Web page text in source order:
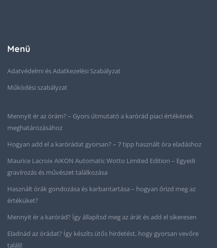
Menü
Adatvédelmi és Adatkezelési Szabályzat
Működési szabályzat
Mennyit ér az órám? – Gyors útmutató a karórád piaci értékének
meghatározásához
Hogyan add el a karórádat gyorsan? – 7 tipp használt óra eladáshoz
Maurice Lacroix AIKON Automatic Wotto Limited Edition – Egyedi
gravírozás és művészet találkozása
Használt órák gondozása és karbantartása – hogyan őrizd meg az
értéküket?
Mennyit ér a karórád? Így állapítsd meg az árát és add el sikeresen
Eladnád az órádat? Így készíts ütős hirdetést, hogy gyorsan vevőre
találj!